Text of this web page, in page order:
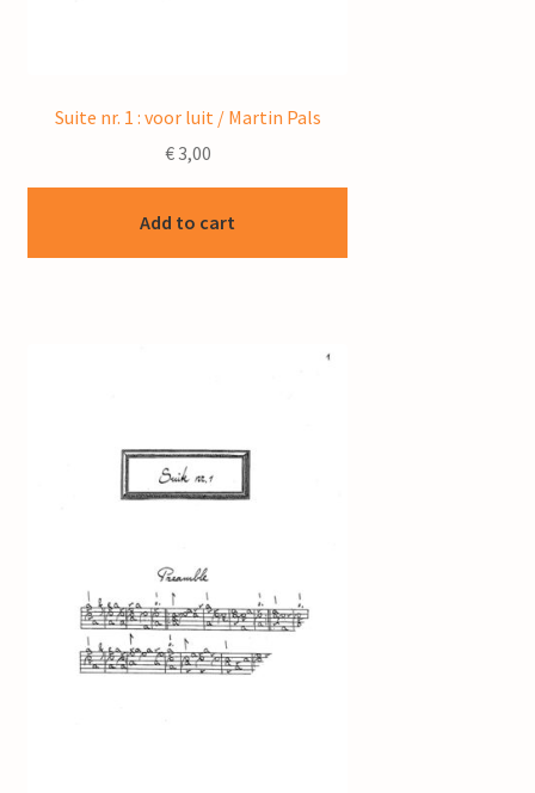
Suite nr. 1 : voor luit / Martin Pals
€3,00
Add to cart